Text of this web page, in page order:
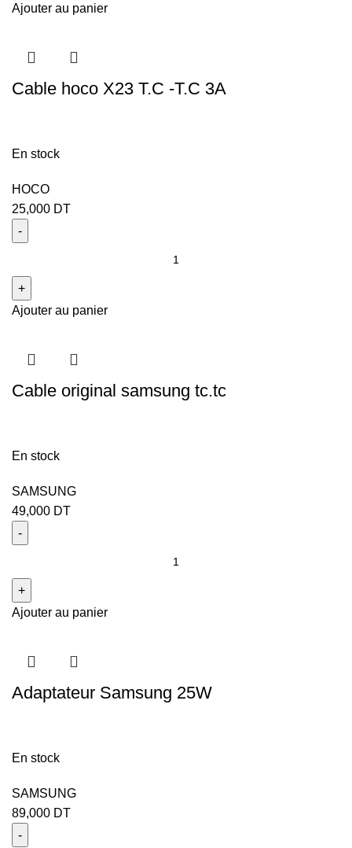
Ajouter au panier
Cable hoco X23 T.C -T.C 3A
En stock
HOCO
25,000 DT
Ajouter au panier
Cable original samsung tc.tc
En stock
SAMSUNG
49,000 DT
Ajouter au panier
Adaptateur Samsung 25W
En stock
SAMSUNG
89,000 DT